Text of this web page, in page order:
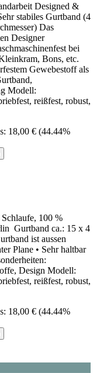
Designed &
stabiles Gurtband (4
Das
Designer
bei
Bons, etc.
Gewebestoff als
Modell:
reißfest, robust,
18,00 € (44.44%
100 %
Gurtband ca.: 15 x 4
ist aussen
Plane • Sehr haltbar
Design Modell:
reißfest, robust,
18,00 € (44.44%